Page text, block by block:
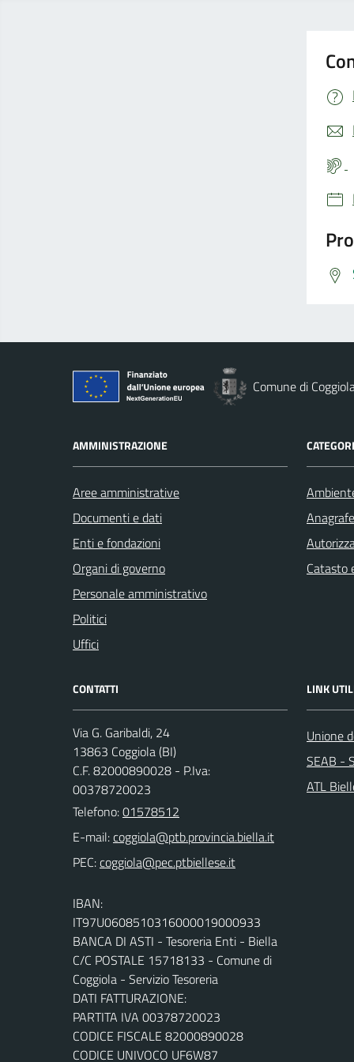
Comune di
AMMINISTRAZIONE
Aree amministrative
Documenti e dati
Enti e fondazioni
Organi di governo
Personale amministrativo
Politici
Uffici
Catasto
CONTATTI
Via G. Garibaldi, 24
13863 Coggiola (BI)
C.F. 82000890028 - P.Iva:
00378720023
Telefono:01578512
E-mail:
PEC:
IBAN:
IT97U0608510316000019000933
BANCA DI ASTI - Tesoreria Enti - Biella
C/C POSTALE 15718133 - Comune di
Coggiola - Servizio Tesoreria
DATI FATTURAZIONE:
PARTITA IVA 00378720023
CODICE FISCALE 82000890028
CODICE UNIVOCO UF6W87
LINK
Unione
SEAB -
ATL